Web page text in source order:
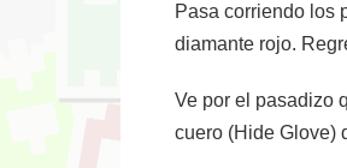
Pasa corriendo los
diamante rojo.
Ve por el pasadizo
cuero (Hide Glove)